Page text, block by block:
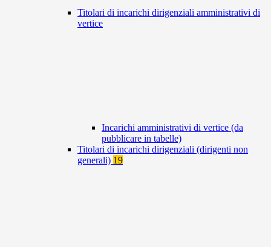
Titolari di incarichi dirigenziali amministrativi di
vertice
Incarichi amministrativi di vertice (da
pubblicare in tabelle)
Titolari di incarichi dirigenziali (dirigenti non
generali) 19